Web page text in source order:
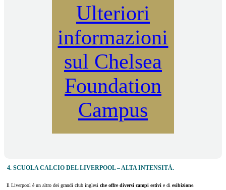
Ulteriori
informazioni
sul Chelsea
Foundation
Campus
4. SCUOLA CALCIO DEL LIVERPOOL – ALTA INTENSITÀ.
Il Liverpool è un altro dei grandi club inglesi che offre diversi campi estivi e di esibizione.